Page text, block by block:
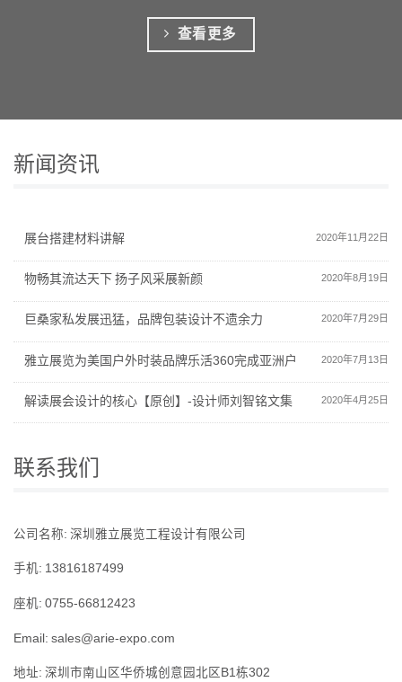
查看更多
新闻资讯
展台搭建材料讲解 2020年11月22日
物畅其流达天下 扬子风采展新颜 2020年8月19日
巨桑家私发展迅猛，品牌包装设计不遗余力 2020年7月29日
雅立展览为美国户外时装品牌乐活360完成亚洲户 2020年7月13日
解读展会设计的核心【原创】-设计师刘智铭文集 2020年4月25日
联系我们
公司名称: 深圳雅立展览工程设计有限公司
手机: 13816187499
座机: 0755-66812423
Email: sales@arie-expo.com
地址: 深圳市南山区华侨城创意园北区B1栋302